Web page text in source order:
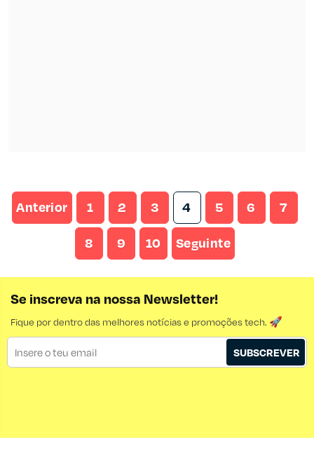
Anterior 1 2 3 4 5 6 7
8 9 10 Seguinte
Se inscreva na nossa Newsletter!
Fique por dentro das melhores notícias e promoções tech. 🚀
SUBSCREVER